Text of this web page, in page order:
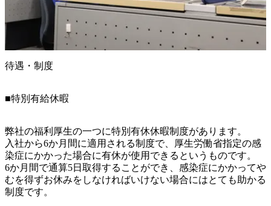
待遇・制度
■特別有給休暇
弊社の福利厚生の一つに特別有休休暇制度があります。
入社から6か月間に適用される制度で、厚生労働省指定の感
染症にかかった場合に有休が使用できるというものです。
6か月間で通算5日取得することができ、感染症にかかってや
むを得ずお休みをしなければいけない場合にはとても助かる
制度です。